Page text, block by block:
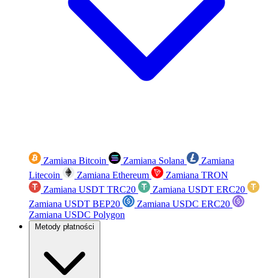
Zamiana Bitcoin Zamiana Solana
Zamiana
Litecoin
Zamiana Ethereum
Zamiana TRON
Zamiana USDT TRC20
Zamiana USDT ERC20
Zamiana USDT BEP20
Zamiana USDC ERC20
Zamiana USDC Polygon
Metody płatności